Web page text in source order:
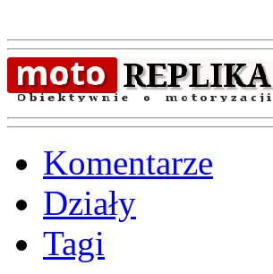
Komentarze
Działy
Tagi